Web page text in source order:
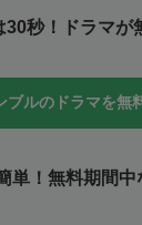
30秒！ドラマが
ブルのドラマを無
単！無料期間中